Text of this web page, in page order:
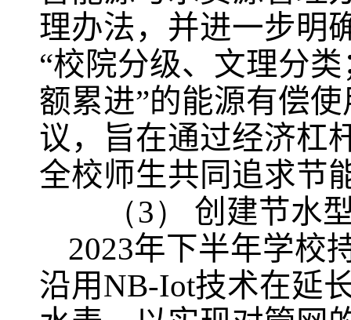
理办法，并进一步明
“校院分级、文理分
额累进”的能源有偿
议，
旨在通过经济杠
全校师生共同追求节
（3） 创建节水
2023年下半年学校
沿用 NB-Iot技术在延